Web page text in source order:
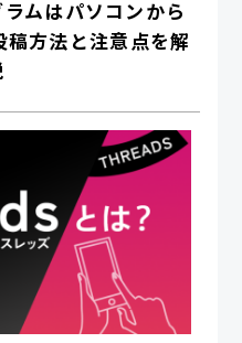
ムはパソコンから
方法と注意点を解